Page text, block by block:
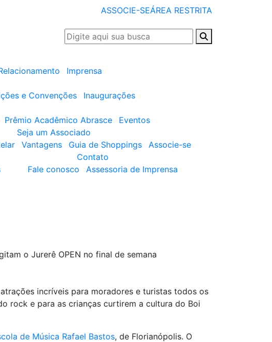
ASSOCIE-SEÁREA RESTRITA
Imprensa
e Convenções
Inaugurações
Prêmio Acadêmico Abrasce
Eventos
Seja um Associado
Vantagens Guia de Shoppings
Associe-se
Contato
Fale conosco
Assessoria de Imprensa
o Jurerê OPEN no final de semana
incríveis para moradores e turistas todos os
rock e para as crianças curtirem a cultura do Boi
de Música Rafael Bastos, de Florianópolis. O